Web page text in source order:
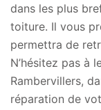
dans les plus
toiture. Il vous
permettra de
N’hésitez pas à
Rambervillers,
réparation de